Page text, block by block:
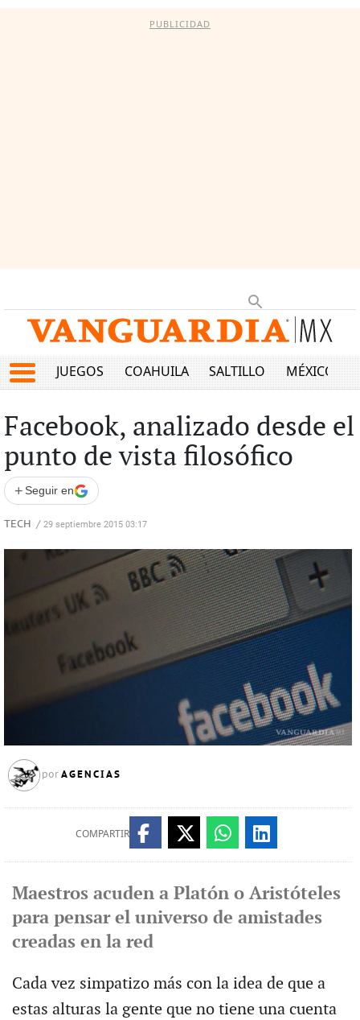
PUBLICIDAD
JUEGOS COAHUILA SALTILLO MÉXICO
Facebook, analizado desde el
punto de vista filosófico
+ Seguir en
TECH / 29 septiembre 2015 03:17
por AGENCIAS
COMPARTIR
Maestros acuden a Platón o Aristóteles
para pensar el universo de amistades
creadas en la red
Cada vez simpatizo más con la idea de que a
estas alturas la gente que no tiene una cuenta